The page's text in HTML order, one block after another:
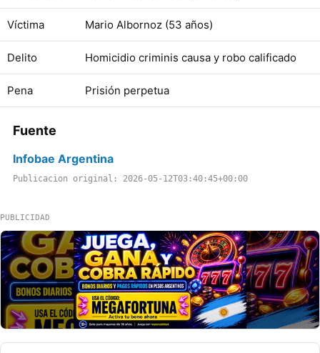
Víctima Mario Albornoz (53 años)
Delito Homicidio criminis causa y robo calificado
Pena Prisión perpetua
Fuente
Infobae Argentina
Publicacion original: 2026-05-12T03:40:45+00:00
PUBLICIDAD